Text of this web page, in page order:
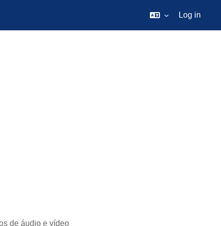
Log in
de áudio e vídeo